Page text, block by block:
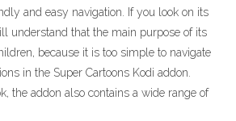
and easy navigation. If you look on its
understand that the main purpose of its
because it is too simple to navigate
in the Super Cartoons Kodi addon.
the addon also contains a wide range of